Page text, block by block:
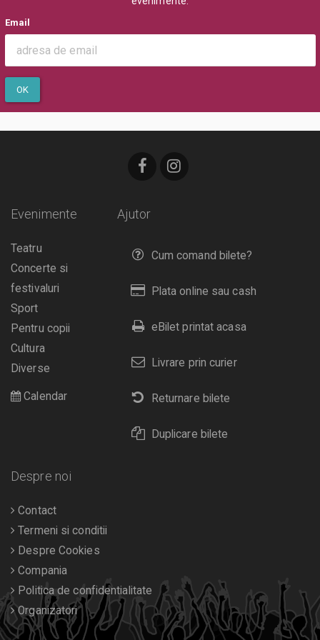
Va rugam sa respectati orele de acces in sala de spectacol sau in locul
de desfasurare a evenimentului inscriptionate pe bilet, pentru a evita
aglomerarea pe caile de acces sau deranjarea celorlalti spectatori
dupa inceperea spectacolului/evenimentului.
Email
OK
Ajutor
Cum comand bilete?
Plata online sau cash
eBilet printat acasa
Livrare prin curier
Returnare bilete
Duplicare bilete
Evenimente
Teatru
Concerte si
festivaluri
Sport
Pentru copii
Cultura
Diverse
Calendar
Despre noi
Contact
Termeni si conditii
Despre Cookies
Compania
Politica de confidentialitate
Organizatori